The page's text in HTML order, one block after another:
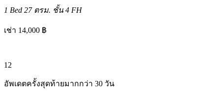
1 Bed 27 ตรม. ชั้น 4 FH
เช่า 14,000 ฿
12
อัพเดตครั้งสุดท้ายมากกว่า 30 วัน